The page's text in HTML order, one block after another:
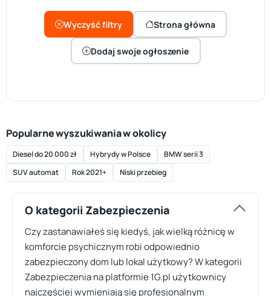
Wyczyść filtry Strona główna
Dodaj swoje ogłoszenie
Popularne wyszukiwania w okolicy
Diesel do 20 000 zł Hybrydy w Polsce
BMW serii 3
SUV automat
Rok 2021+ Niski przebieg
O kategorii Zabezpieczenia
Czy zastanawiałeś się kiedyś, jak wielką różnicę w
komforcie psychicznym robi odpowiednio
zabezpieczony dom lub lokal użytkowy? W kategorii
Zabezpieczenia na platformie 1G.pl użytkownicy
najczęściej wymieniają się profesjonalnym